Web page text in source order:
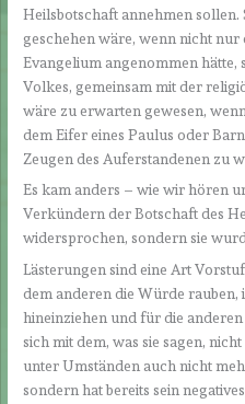
Heilsbotschaft annehmen
geschehen wäre, wenn nicht nur
Evangelium angenommen hätte,
Volkes, gemeinsam mit der
wäre zu erwarten gewesen,
dem Eifer eines Paulus oder
Zeugen des Auferstandenen zu
Es kam anders – wie wir hören
Verkündern der Botschaft des
widersprochen, sondern sie
Lästerungen sind eine Art
dem anderen die Würde rauben,
hineinziehen und für die
sich mit dem, was sie sagen,
unter Umständen auch nicht
sondern hat bereits sein